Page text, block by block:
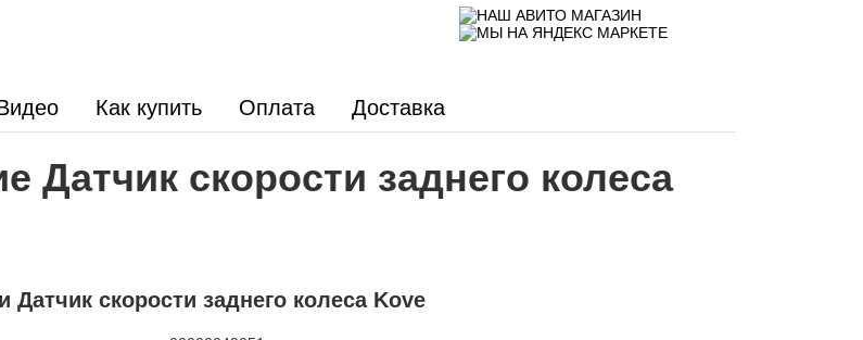
Как купить Оплата Доставка
Датчик скорости заднего колеса
Датчик скорости заднего колеса Kove